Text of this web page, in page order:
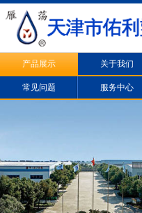
产品展示 关于我们
常见问题 服务中心